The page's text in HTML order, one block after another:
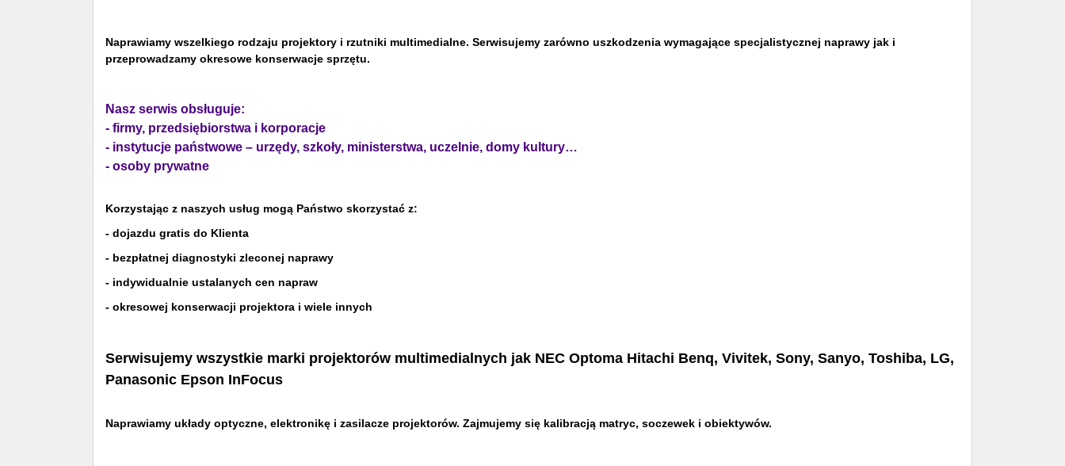
Naprawiamy wszelkiego rodzaju projektory i rzutniki multimedialne. Serwisujemy zarówno uszkodzenia wymagające specjalistycznej naprawy jak i
przeprowadzamy okresowe konserwacje sprzętu.
Nasz serwis obsługuje:
- firmy, przedsiębiorstwa i korporacje
- instytucje państwowe – urzędy, szkoły, ministerstwa, uczelnie, domy kultury…
- osoby prywatne
Korzystając z naszych usług mogą Państwo skorzystać z:
- dojazdu gratis do Klienta
- bezpłatnej diagnostyki zleconej naprawy
- indywidualnie ustalanych cen napraw
- okresowej konserwacji projektora i wiele innych
Serwisujemy wszystkie marki projektorów multimedialnych jak NEC Optoma Hitachi Benq, Vivitek, Sony, Sanyo, Toshiba, LG,
Panasonic Epson InFocus
Naprawiamy układy optyczne, elektronikę i zasilacze projektorów. Zajmujemy się kalibracją matryc, soczewek i obiektywów.